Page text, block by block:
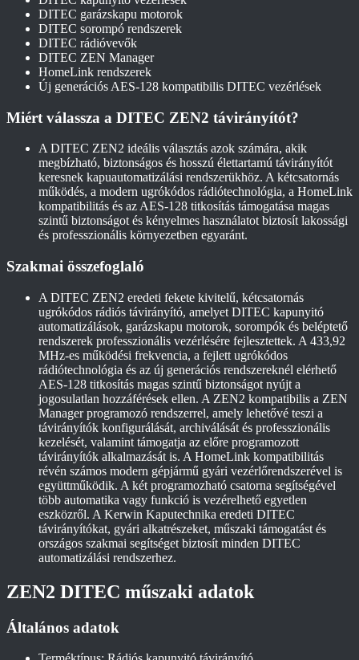
DITEC garázskapu motorok
DITEC sorompó rendszerek
DITEC rádióvevők
DITEC ZEN Manager
HomeLink rendszerek
Új generációs AES-128 kompatibilis DITEC vezérlések
Miért válassza a DITEC ZEN2 távirányítót?
A DITEC ZEN2 ideális választás azok számára, akik
megbízható, biztonságos és hosszú élettartamú távirányítót
keresnek kapuautomatizálási rendszerükhöz. A kétcsatornás
működés, a modern ugrókódos rádiótechnológia, a HomeLink
kompatibilitás és az AES-128 titkosítás támogatása magas
szintű biztonságot és kényelmes használatot biztosít lakossági
és professzionális környezetben egyaránt.
Szakmai összefoglaló
A DITEC ZEN2 eredeti fekete kivitelű, kétcsatornás
ugrókódos rádiós távirányító, amelyet DITEC kapunyitó
automatizálások, garázskapu motorok, sorompók és beléptető
rendszerek professzionális vezérlésére fejlesztettek. A 433,92
MHz-es működési frekvencia, a fejlett ugrókódos
rádiótechnológia és az új generációs rendszereknél elérhető
AES-128 titkosítás magas szintű biztonságot nyújt a
jogosulatlan hozzáférések ellen. A ZEN2 kompatibilis a ZEN
Manager programozó rendszerrel, amely lehetővé teszi a
távirányítók konfigurálását, archiválását és professzionális
kezelését, valamint támogatja az előre programozott
távirányítók alkalmazását is. A HomeLink kompatibilitás
révén számos modern gépjármű gyári vezérlőrendszerével is
együttműködik. A két programozható csatorna segítségével
több automatika vagy funkció is vezérelhető egyetlen
eszközről. A Kerwin Kaputechnika eredeti DITEC
távirányítókat, gyári alkatrészeket, műszaki támogatást és
országos szakmai segítséget biztosít minden DITEC
automatizálási rendszerhez.
ZEN2 DITEC műszaki adatok
Általános adatok